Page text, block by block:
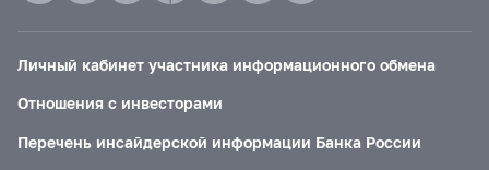
Личный кабинет участника информационного обмена
Отношения с инвесторами
Перечень инсайдерской информации Банка России